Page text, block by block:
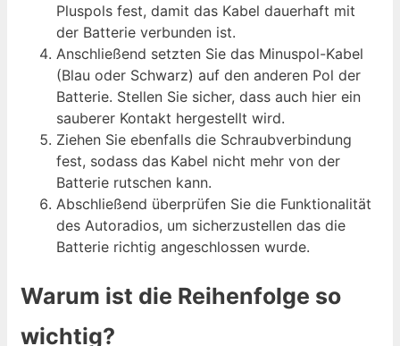
Pluspols fest, damit das Kabel dauerhaft mit
der Batterie verbunden ist.
Anschließend setzten Sie das Minuspol-Kabel
(Blau oder Schwarz) auf den anderen Pol der
Batterie. Stellen Sie sicher, dass auch hier ein
sauberer Kontakt hergestellt wird.
Ziehen Sie ebenfalls die Schraubverbindung
fest, sodass das Kabel nicht mehr von der
Batterie rutschen kann.
Abschließend überprüfen Sie die Funktionalität
des Autoradios, um sicherzustellen das die
Batterie richtig angeschlossen wurde.
Warum ist die Reihenfolge so
wichtig?